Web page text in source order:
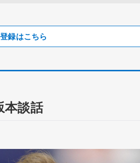
録はこちら
談話